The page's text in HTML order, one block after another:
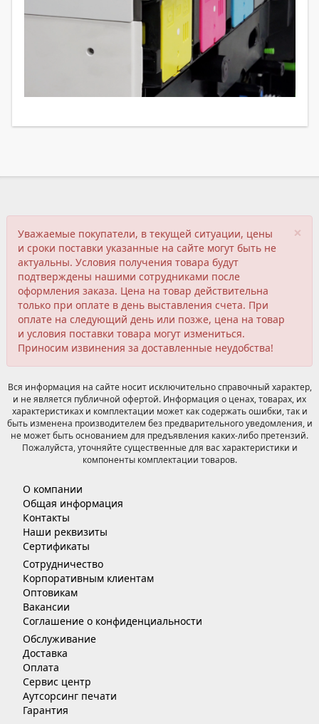
×
Уважаемые покупатели, в текущей ситуации, цены
и сроки поставки указанные на сайте могут быть не
актуальны. Условия получения товара будут
подтверждены нашими сотрудниками после
оформления заказа. Цена на товар действительна
только при оплате в день выставления счета. При
оплате на следующий день или позже, цена на товар
и условия поставки товара могут измениться.
Приносим извинения за доставленные неудобства!
Вся информация на сайте носит исключительно справочный характер,
и не является публичной офертой. Информация о ценах, товарах, их
характеристиках и комплектации может как содержать ошибки, так и
быть изменена производителем без предварительного уведомления, и
не может быть основанием для предъявления каких-либо претензий.
Пожалуйста, уточняйте существенные для вас характеристики и
компоненты комплектации товаров.
О компании
Общая информация
Контакты
Наши реквизиты
Сертификаты
Сотрудничество
Корпоративным клиентам
Оптовикам
Вакансии
Соглашение о конфиденциальности
Обслуживание
Доставка
Оплата
Сервис центр
Аутсорсинг печати
Гарантия